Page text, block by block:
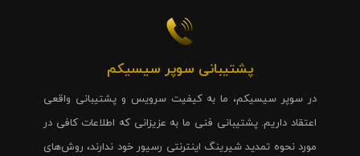
پشتیبانی سوپر سیسیکم
در سوپر سیسیکم، ما به کیفیت سرویس و پشتیبانی واقعی
اعتقاد داریم. پشتیبانی فنی ما به عزیزانی که اطلاعات کافی در
مورد نحوه تمدید شیرینگ اینترنتی رسیور خود ندارند، روش‌های